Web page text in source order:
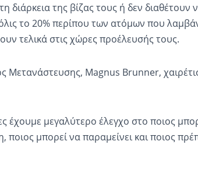
διάρκεια της βίζας τους ή δεν διαθέτουν
το 20% περίπου των ατόμων που
τελικά στις χώρες προέλευσής τους.
Μετανάστευσης, Magnus Brunner,
έχουμε μεγαλύτερο έλεγχο στο ποιος
μπορεί να παραμείνει και ποιος